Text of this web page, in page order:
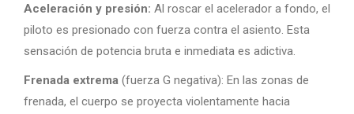
Aceleración y presión: Al roscar el acelerador a fondo, el
piloto es presionado con fuerza contra el asiento. Esta
sensación de potencia bruta e inmediata es adictiva.
Frenada extrema (fuerza G negativa): En las zonas de
frenada, el cuerpo se proyecta violentamente hacia